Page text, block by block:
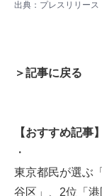
出典：プレスリリース
＞記事に戻る
【おすすめ記事】
・
東京都民が選ぶ
谷区」、2位「港